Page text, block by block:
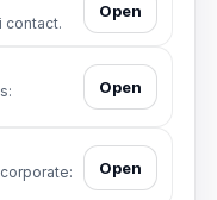
contact.
Open
Open
Open